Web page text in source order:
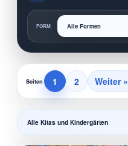
FORM
Seiten 1 2 Weiter »
Alle Kitas und Kindergärten